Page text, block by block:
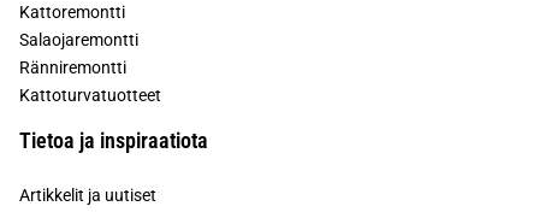
Kattoremontti
Salaojaremontti
Ränniremontti
Kattoturvatuotteet
Tietoa ja inspiraatiota
Artikkelit ja uutiset